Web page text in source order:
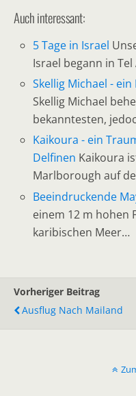
Auch interessant:
5 Tage in Israel
Israel begann in
Skellig Michael -
Skellig Michael
bekanntesten,
Kaikoura - ein
Delfinen Kaikoura
Marlborough auf
Beeindruckende
einem 12 m hohen
karibischen Meer…
Vorheriger Beitrag
Ausflug Nach Mailand